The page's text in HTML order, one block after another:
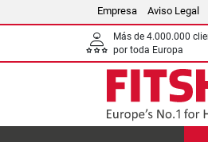
Empresa Aviso Legal
Más de 4.000.000
por toda Europa